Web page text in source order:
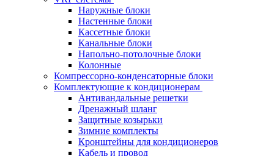
Наружные блоки
Настенные блоки
Кассетные блоки
Канальные блоки
Напольно-потолочные блоки
Колонные
Компрессорно-конденсаторные блоки
Комплектующие к кондиционерам
Антивандальные решетки
Дренажный шланг
Защитные козырьки
Зимние комплекты
Кронштейны для кондиционеров
Кабель и провод